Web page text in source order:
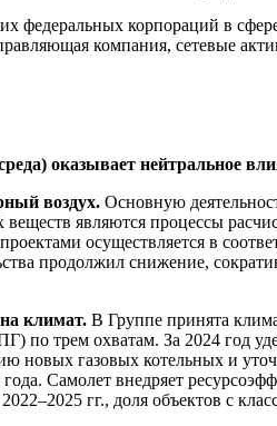
федеральных корпораций в
компания, сетевые
оказывает нейтральное
воздух. Основную
являются процессы
осуществляется в
продолжил снижение,
климат. В Группе принята
по трем охватам. За 2024 год
новых газовых котельных и
Самолет внедряет
гг., доля объектов с